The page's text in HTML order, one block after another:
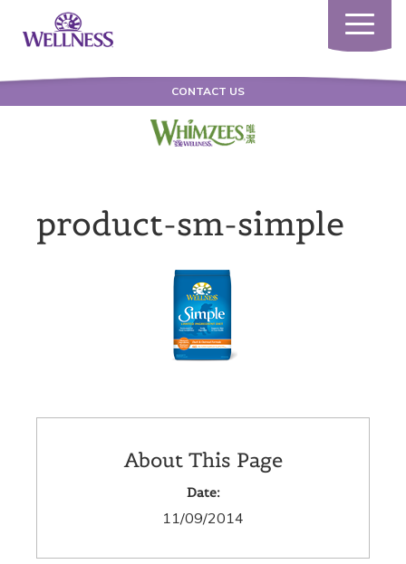
Toggle
CONTACT US
product-sm-simple
About This Page
Date:
11/09/2014